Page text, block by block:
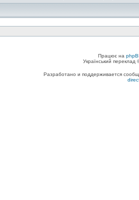
Працює на
Український
Разработано и поддерживается